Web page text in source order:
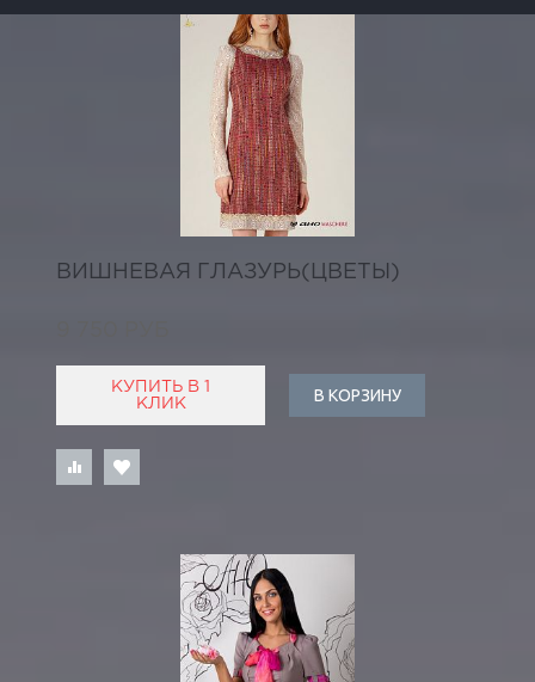
ВИШНЕВАЯ ГЛАЗУРЬ(ЦВЕТЫ)
КУПИТЬ В 1
КЛИК
В КОРЗИНУ